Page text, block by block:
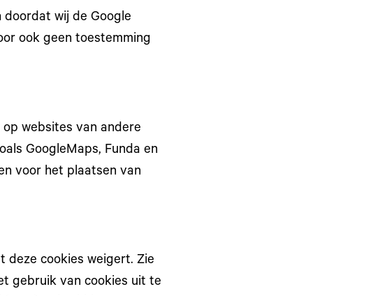
doordat wij de Google
ook geen toestemming
websites van andere
GoogleMaps, Funda en
voor het plaatsen van
deze cookies weigert. Zie
gebruik van cookies uit te